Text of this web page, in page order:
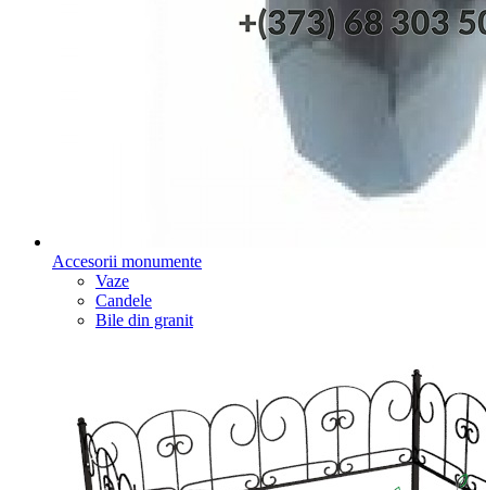
Accesorii monumente
Vaze
Candele
Bile din granit